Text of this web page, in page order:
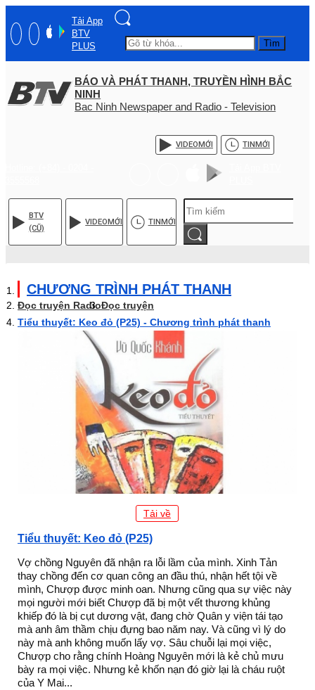
Tải App
BTV
PLUS
Tìm
BÁO VÀ PHÁT THANH, TRUYỀN HÌNH BẮC
NINH
Bac Ninh Newspaper and Radio - Television
VIDEOMỚI TINMỚI
BTV
(CŨ)
VIDEOMỚI TINMỚI
CHƯƠNG TRÌNH PHÁT THANH
Đọc truyện RadioĐọc truyện
Tiểu thuyết: Keo đỏ (P25) - Chương trình phát thanh
Tải về
Tiểu thuyết: Keo đỏ (P25)
Vợ chồng Nguyên đã nhận ra lỗi lầm của mình. Xinh Tản
thay chồng đến cơ quan công an đầu thú, nhận hết tội về
mình, Chượp được minh oan. Nhưng cũng qua sự việc này
mọi người mới biết Chượp đã bị một vết thương khủng
khiếp đó là bị cụt dương vật, đang chờ Quân y viện tái tạo
mà anh âm thầm chịu đựng bao năm nay. Và cũng vì lý do
này mà anh không muốn lấy vợ. Sâu chuỗi lại mọi việc,
Chượp cho rằng chính Hoàng Nguyên mới là kẻ chủ mưu
bày ra mọi việc. Nhưng kẻ khốn nạn đó giờ lại là cháu ruột
của Y Mai...